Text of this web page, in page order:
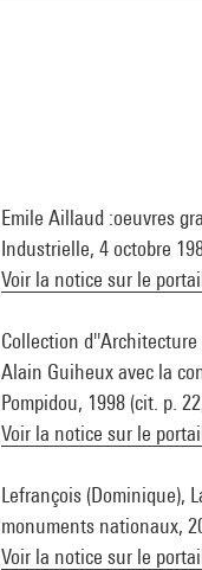
Emile Aillaud :oeuvres
Industrielle, 4 octobre
Voir la notice sur le
Collection d''Architecture
Alain Guiheux avec la
Pompidou, 1998 (cit. p.
Voir la notice sur le
Lefrançois (Dominique),
monuments nationaux,
Voir la notice sur le